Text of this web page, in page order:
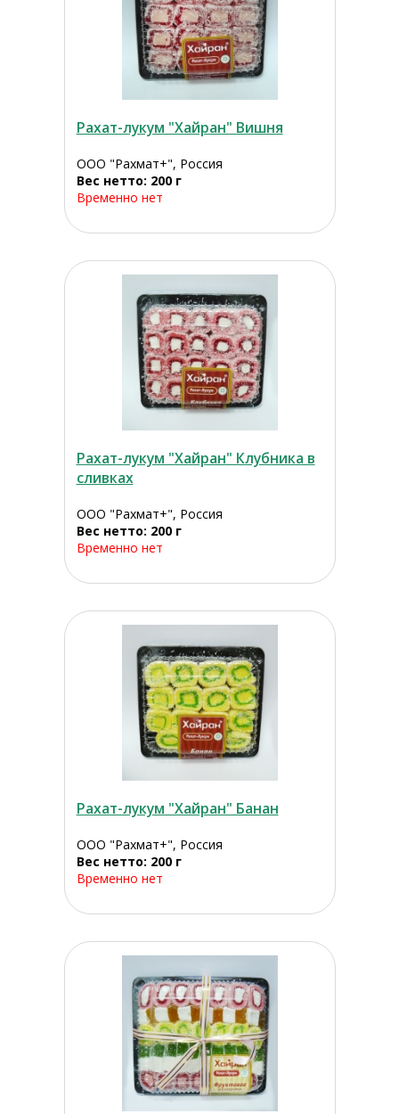
Рахат-лукум "Хайран" Вишня
ООО "Рахмат+", Россия
Вес нетто: 200 г
Временно нет
Рахат-лукум "Хайран" Клубника в
сливках
ООО "Рахмат+", Россия
Вес нетто: 200 г
Временно нет
Рахат-лукум "Хайран" Банан
ООО "Рахмат+", Россия
Вес нетто: 200 г
Временно нет